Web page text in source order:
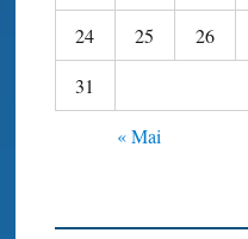
24
25 26
31
« Mai